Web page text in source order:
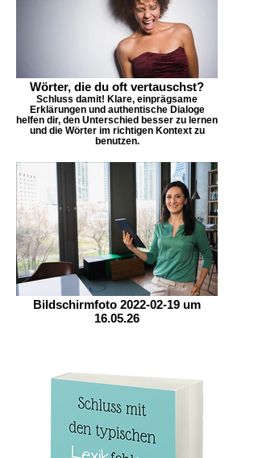
Wörter, die du oft vertauschst?
Schluss damit! Klare, einprägsame
Erklärungen und authentische Dialoge
helfen dir, den Unterschied besser zu lernen
und die Wörter im richtigen Kontext zu
benutzen.
Bildschirmfoto 2022-02-19 um
16.05.26